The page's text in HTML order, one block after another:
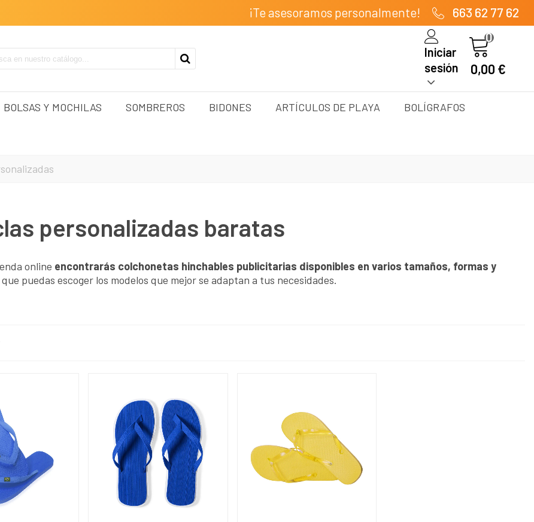
¡Te asesoramos personalmente! 663 62 77 62
Iniciar
sesión
0
0,00 €
BOLSAS Y MOCHILAS SOMBREROS BIDONES ARTÍCULOS DE PLAYA BOLÍGRAFOS
personalizadas baratas
online encontrarás colchonetas hinchables publicitarias disponibles en varios tamaños, formas y
puedas escoger los modelos que mejor se adaptan a tus necesidades.